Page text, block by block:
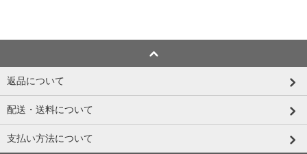
返品について
配送・送料について
支払い方法について